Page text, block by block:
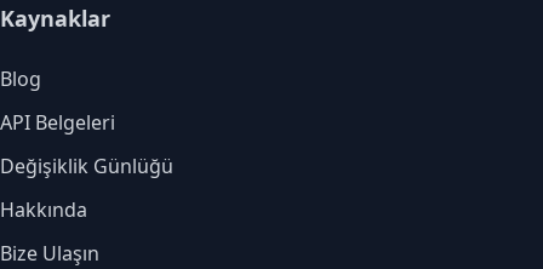
Kaynaklar
Blog
API Belgeleri
Değişiklik Günlüğü
Hakkında
Bize Ulaşın